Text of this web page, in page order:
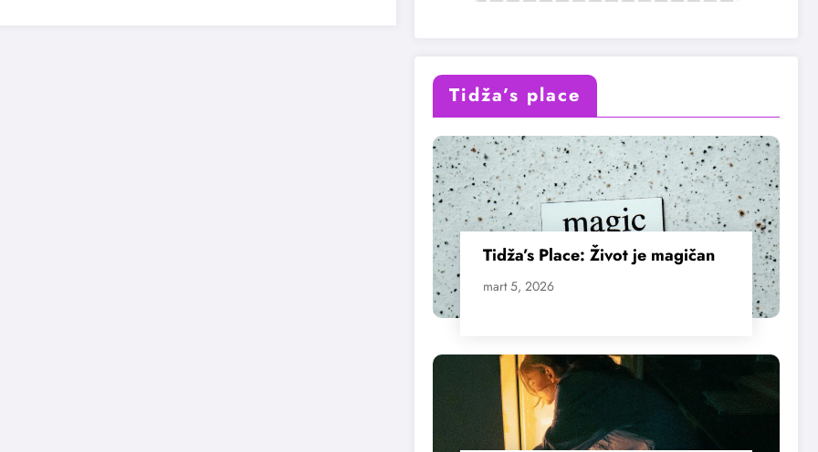
Tidža’s place
Tidža’s Place: Život je magičan
mart 5, 2026